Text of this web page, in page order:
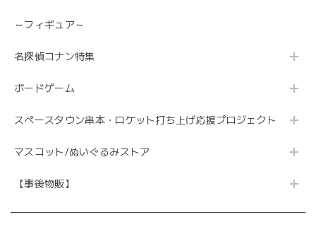
～フィギュア～
名探偵コナン特集
ボードゲーム
スペースタウン串本・ロケット打ち上げ応援プロジェクト
マスコット/ぬいぐるみストア
【事後物販】